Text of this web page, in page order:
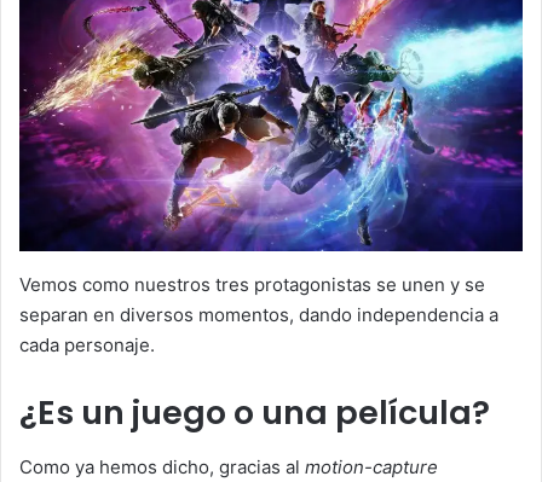
Vemos como nuestros tres protagonistas se unen y se
separan en diversos momentos, dando independencia a
cada personaje.
¿Es un juego o una película?
Como ya hemos dicho, gracias al motion-capture